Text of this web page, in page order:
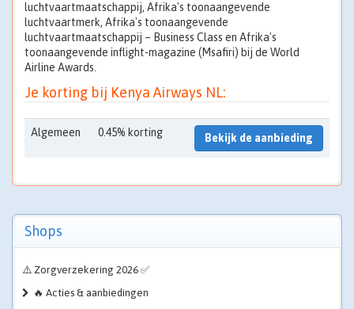
luchtvaartmaatschappij, Afrika's toonaangevende
luchtvaartmerk, Afrika's toonaangevende
luchtvaartmaatschappij – Business Class en Afrika's
toonaangevende inflight-magazine (Msafiri) bij de World
Airline Awards.
Je korting bij Kenya Airways NL:
Algemeen 0.45% korting Bekijk de aanbieding
Shops
⚠️ Zorgverzekering 2026 ✅
🔥 Acties & aanbiedingen